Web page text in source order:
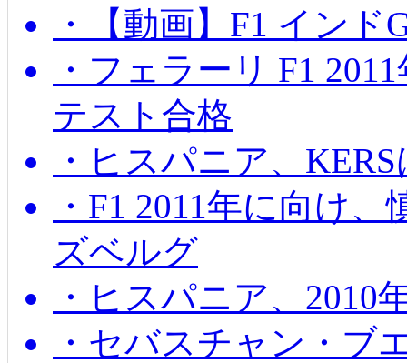
・【動画】F1 イン
・フェラーリ F1
テスト合格
・ヒスパニア、
・F1 2011年に向け
ズベルグ
・ヒスパニア、2010
・セバスチャン・ブ